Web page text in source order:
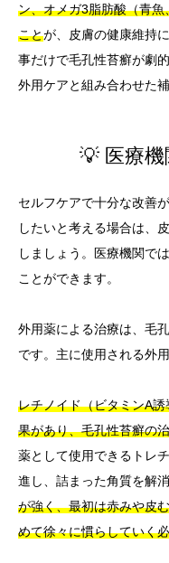
ン、オメガ3脂肪酸（青
ことが、皮膚の健康維持
事だけで毛孔性苔癬が劇
外用ケアと組み合わせた
💡 医療
セルフケアで十分な改善
したいと考える場合は、
しましょう。医療機関で
ことができます。
外用薬による治療は、毛
です。主に使用される外
レチノイド（ビタミンA
果があり、毛孔性苔癬の
薬として使用できるトレ
進し、詰まった角質を解
が強く、最初は赤みや皮
めて徐々に慣らしていく